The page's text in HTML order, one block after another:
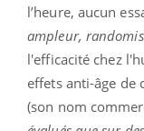
l’heure, aucun
ampleur,
l'efficacité chez
effets anti-âge de
(son nom